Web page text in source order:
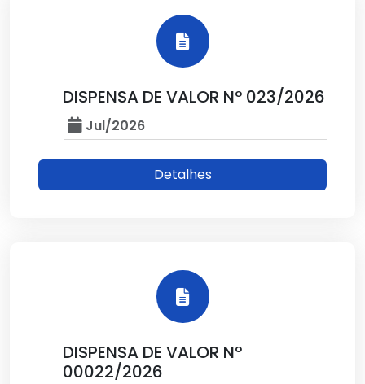
DISPENSA DE VALOR Nº 023/2026
Jul/2026
Detalhes
DISPENSA DE VALOR Nº
00022/2026